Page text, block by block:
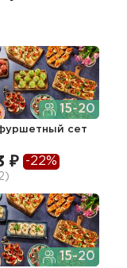
15-20
сет
₽ -22%
15-20